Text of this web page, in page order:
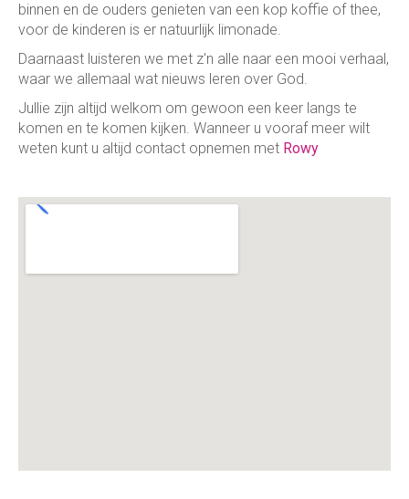
binnen en de ouders genieten van een kop koffie of thee,
voor de kinderen is er natuurlijk limonade.
Daarnaast luisteren we met z'n alle naar een mooi verhaal,
waar we allemaal wat nieuws leren over God.
Jullie zijn altijd welkom om gewoon een keer langs te
komen en te komen kijken. Wanneer u vooraf meer wilt
weten kunt u altijd contact opnemen met Rowy